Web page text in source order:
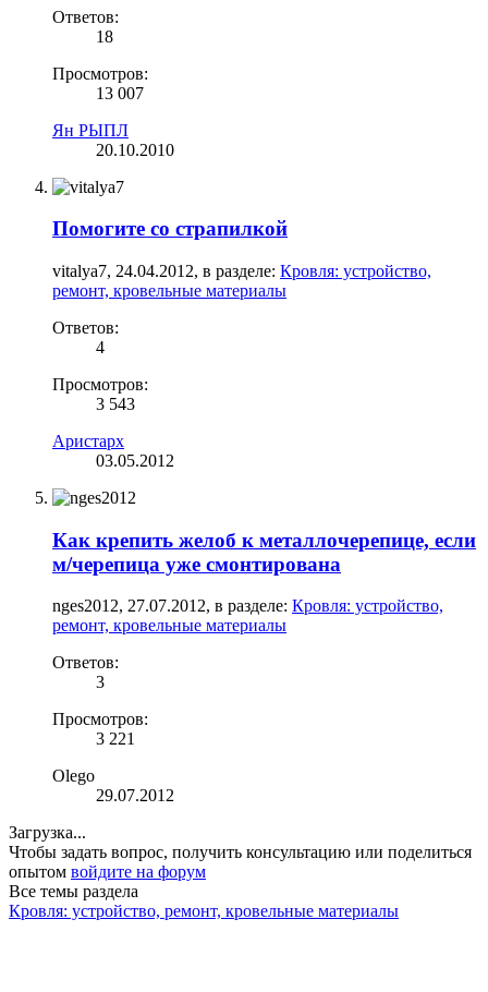
Ответов:
18
Просмотров:
13 007
Ян РЫПЛ
20.10.2010
Помогите со страпилкой
vitalya7, 24.04.2012, в разделе: Кровля: устройство,
ремонт, кровельные материалы
Ответов:
4
Просмотров:
3 543
Аристарх
03.05.2012
Как крепить желоб к металлочерепице, если
м/черепица уже смонтирована
nges2012, 27.07.2012, в разделе: Кровля: устройство,
ремонт, кровельные материалы
Ответов:
3
Просмотров:
3 221
Olego
29.07.2012
Загрузка...
Чтобы задать вопрос, получить консультацию или поделиться
опытом войдите на форум
Все темы раздела
Кровля: устройство, ремонт, кровельные материалы